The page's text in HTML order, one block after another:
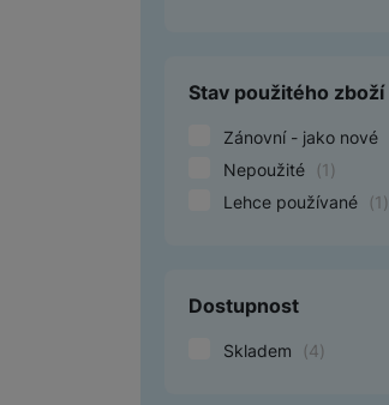
Ventilátory
Počítače a notebooky
Stav použitého zboží
Zánovní - jako nové
Nepoužité
(1 )
Lehce používané
(1 )
Dostupnost
Skladem (4)